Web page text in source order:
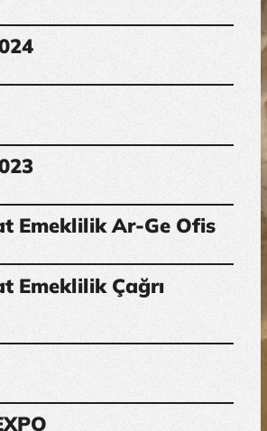
Emeklilik Ar-Ge Ofis
Emeklilik Çağrı